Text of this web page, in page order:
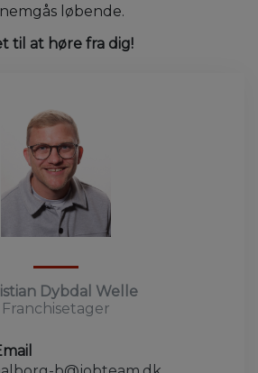
løbende.
til at høre fra dig!
Dybdal Welle
Franchisetager